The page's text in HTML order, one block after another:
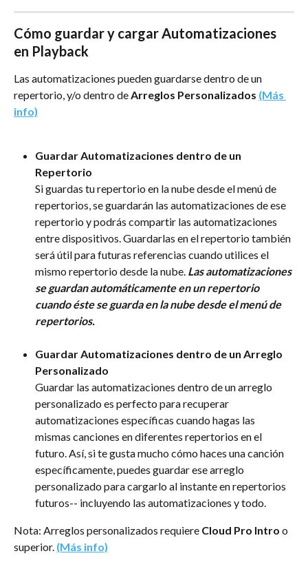
Cómo guardar y cargar Automatizaciones
en Playback
Las automatizaciones pueden guardarse dentro de un
repertorio, y/o dentro de Arreglos Personalizados (Más
info)
Guardar Automatizaciones dentro de un
Repertorio
Si guardas tu repertorio en la nube desde el menú de
repertorios, se guardarán las automatizaciones de ese
repertorio y podrás compartir las automatizaciones
entre dispositivos. Guardarlas en el repertorio también
será útil para futuras referencias cuando utilices el
mismo repertorio desde la nube. Las automatizaciones
se guardan automáticamente en un repertorio
cuando éste se guarda en la nube desde el menú de
repertorios.
Guardar Automatizaciones dentro de un Arreglo
Personalizado
Guardar las automatizaciones dentro de un arreglo
personalizado es perfecto para recuperar
automatizaciones específicas cuando hagas las
mismas canciones en diferentes repertorios en el
futuro. Así, si te gusta mucho cómo haces una canción
específicamente, puedes guardar ese arreglo
personalizado para cargarlo al instante en repertorios
futuros-- incluyendo las automatizaciones y todo.
Nota: Arreglos personalizados requiere Cloud Pro Intro o
superior. (Más info)